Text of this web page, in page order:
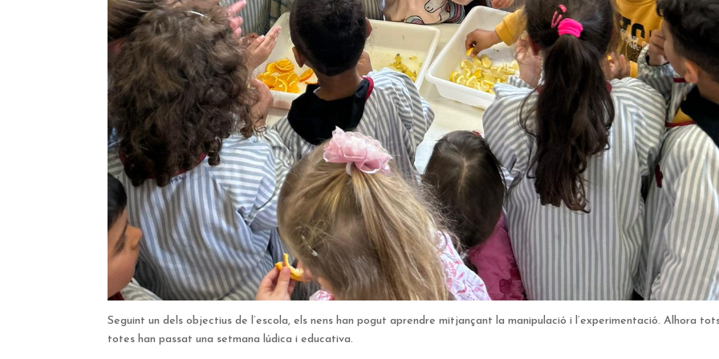
Seguint un dels objectius de l’escola, els nens han pogut aprendre mitjançant la manipulació i l’experimentació. Alhora
totes han passat una setmana lúdica i educativa.